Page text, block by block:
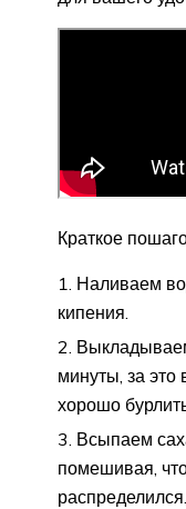
Краткое
Наливаем
кипения.
минуты, за
хорошо
Всыпаем
помешивая,
распределился.